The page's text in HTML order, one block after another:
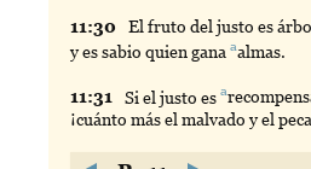
11:30 El fruto del justo es
y es sabio quien ganaaalmas.
11:31 Si el justo esa
¡cuánto más el malvado y el